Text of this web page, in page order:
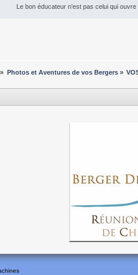
Le bon éducateur n'est pas celui qui
» Photos et Aventures de vos Bergers»